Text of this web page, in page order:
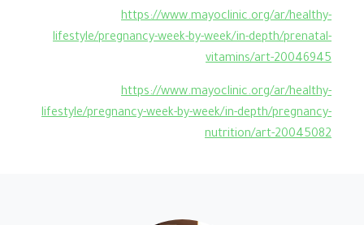
https://www.mayoclinic.org/ar/healthy-
lifestyle/pregnancy-week-by-week/in-depth/prenatal-
vitamins/art-20046945
https://www.mayoclinic.org/ar/healthy-
lifestyle/pregnancy-week-by-week/in-depth/pregnancy-
nutrition/art-20045082